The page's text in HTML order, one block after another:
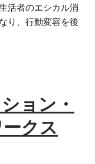
活者のエシカル消
り、行動変容を後
ョン・
クス